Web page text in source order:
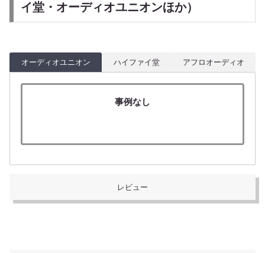
イ堂・オーディオユニオンほか）
オーディオユニオン ハイファイ堂 アフロオーディオ
事例なし
レビュー